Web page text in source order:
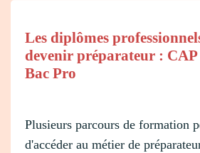
Les diplômes
devenir préparateur : CAP
Bac Pro
Plusieurs parcours de formation
d'accéder au métier de